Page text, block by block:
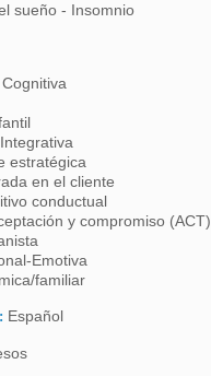
sueño - Insomnio
estratégica
en el cliente
conductual
y compromiso (ACT)
Emotiva
familiar
Español